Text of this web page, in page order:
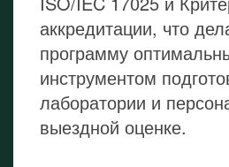
аккредитации, что
программу
инструментом
лаборатории и
выездной оценке.